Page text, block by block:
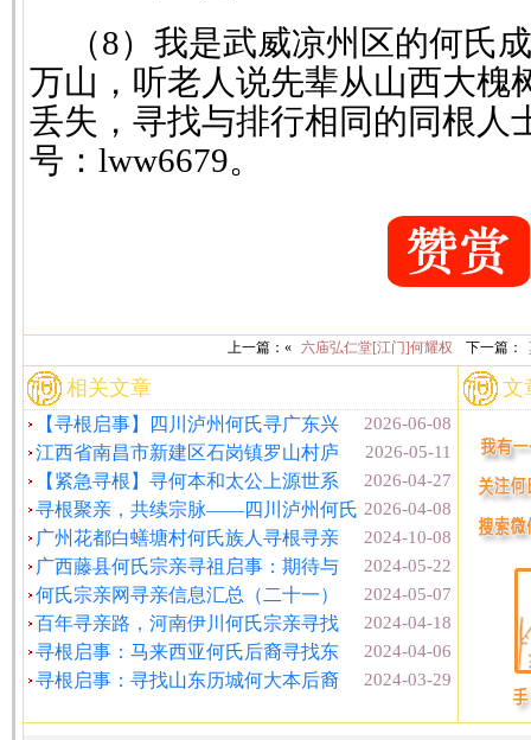
（8）我是武威凉州区的何氏
万山，听老人说先辈从山西大槐
丢失，寻找与排行相同的同根人
号：lww6679。
上一篇：« 六庙弘仁堂[江门]何耀权 下一篇：
相关文章
2026-06-08
【寻根启事】四川泸州何氏寻广东兴
2026-05-11
江西省南昌市新建区石岗镇罗山村庐
2026-04-27
【紧急寻根】寻何本和太公上源世系
2026-04-08
寻根聚亲，共续宗脉——四川泸州何氏
2024-10-08
广州花都白蟮塘村何氏族人寻根寻亲
2024-05-22
广西藤县何氏宗亲寻祖启事：期待与
2024-05-07
何氏宗亲网寻亲信息汇总（二十一）
2024-04-18
百年寻亲路，河南伊川何氏宗亲寻找
2024-04-06
寻根启事：马来西亚何氏后裔寻找东
2024-03-29
寻根启事：寻找山东历城何大本后裔
文